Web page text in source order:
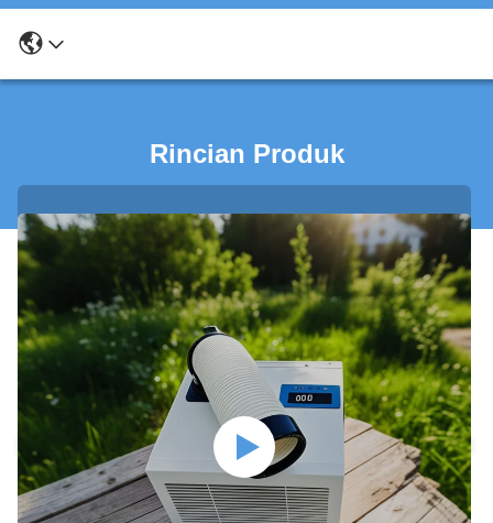
Rincian Produk